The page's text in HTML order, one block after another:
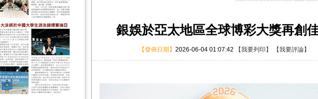
銀娛於亞太地區全球博彩大獎再創
【發佈日期】 2026-06-04 01:07:42 【我要列印】 【我要評論】